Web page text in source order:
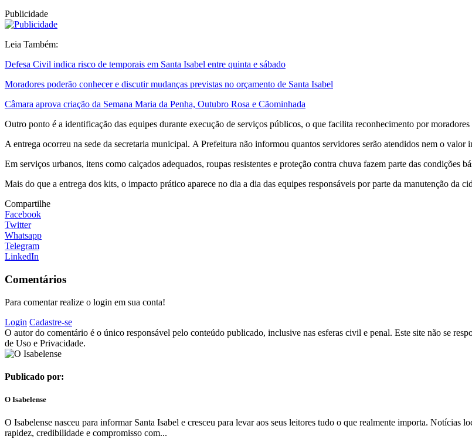
Publicidade
Leia Também:
Defesa Civil indica risco de temporais em Santa Isabel entre quinta e sábado
Moradores poderão conhecer e discutir mudanças previstas no orçamento de Santa Isabel
Câmara aprova criação da Semana Maria da Penha, Outubro Rosa e Cãominhada
Outro ponto é a identificação das equipes durante execução de serviços públicos, o que facilita reconhecimento por
A entrega ocorreu na sede da secretaria municipal. A Prefeitura não informou quantos servidores serão atendidos nem o valor
Em serviços urbanos, itens como calçados adequados, roupas resistentes e proteção contra chuva fazem parte das condições
Mais do que a entrega dos kits, o impacto prático aparece no dia a dia das equipes responsáveis por parte da manutenção da
Compartilhe
Facebook
Twitter
Whatsapp
Telegram
LinkedIn
Comentários
Para comentar realize o login em sua conta!
Login Cadastre-se
O autor do comentário é o único responsável pelo conteúdo publicado, inclusive nas esferas civil e penal. Este site não se
de Uso e Privacidade.
Publicado por:
O Isabelense
O Isabelense nasceu para informar Santa Isabel e cresceu para levar aos seus leitores tudo o que realmente importa. Notícias
rapidez, credibilidade e compromisso com...